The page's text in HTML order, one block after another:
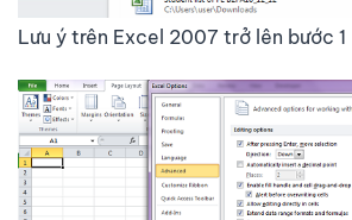
Lưu ý trên Excel 2007 trở lên bước 1